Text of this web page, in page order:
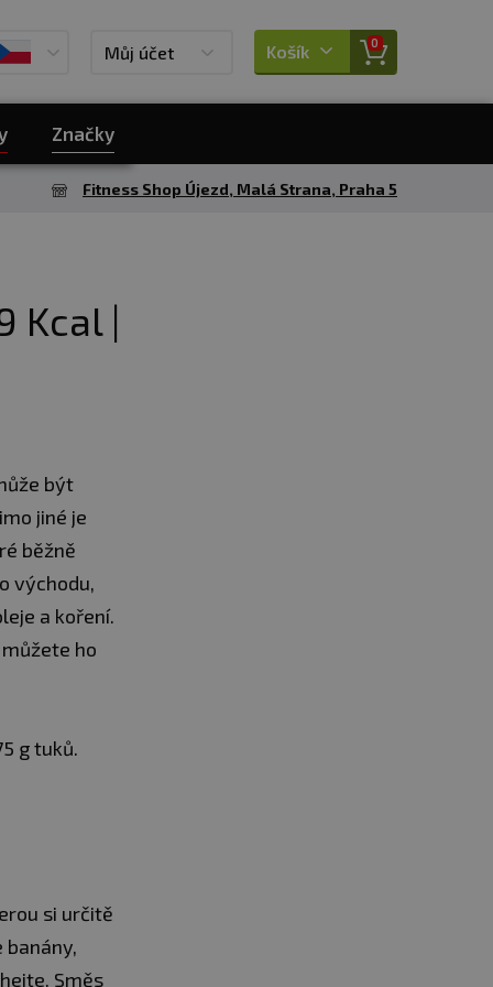
Můj účet Košík 0
Značky
Fitness Shop Újezd, Malá Strana, Praha 5
Kcal |
být
jiné je
běžně
východu,
a koření.
ho
g tuků.
si určitě
Směs